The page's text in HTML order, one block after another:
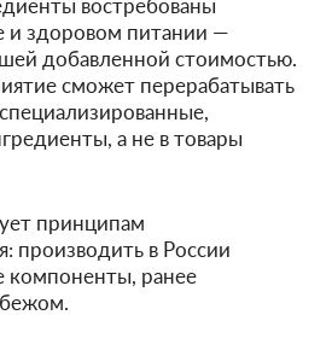
и здоровом питании —
добавленной стоимостью.
сможет перерабатывать
а не в товары
принципам
производить в России
компоненты, ранее